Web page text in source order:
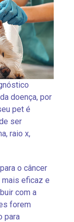
doença, por
pet é
ser
raio x,
o câncer
mais eficaz e
com a
forem
para